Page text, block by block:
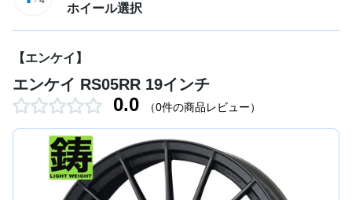
ホイール選択
【エンケイ】
エンケイ RS05RR 19インチ
0.0 （0件の商品レビュー）